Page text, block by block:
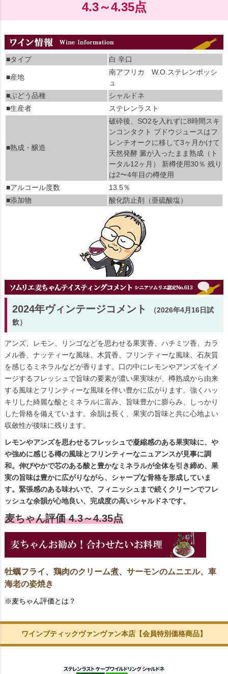
4.3～4.35点
■タイプ 白 辛口
■産地
南アフリカ W.O.ステレンボッシ
ュ
■ぶどう品種
シャルドネ
■生産者
ステレンラスト
■熟成・醸造
破砕後、SO2を入れずに8時間スキ
ンコンタクト ブドウジュースはフ
レンチオークに移して3ヶ月かけて
天然発酵 澱が入ったまま熟成（ト
ータル12ヶ月） 新樽使用30％ 残り
は2〜4年目の樽使用
■アルコール度数
13.5％
■添加物
酸化防止剤（亜硫酸塩）
2024年ヴィンテージコメント
（2026年4月16日試
飲）
アンズ、レモン、リンゴなどを思わせる果実香、ハチミツ香、カラ
メル香、ナッティーな風味、木質香、フリンティーな風味、石灰質
を感じるミネラルなどが香ります。口の中にレモンやアンズをイメ
ージするフレッシュで旨味の要素が濃い果実味が、樽熟成から由来
する風味とフリンティーな風味を伴い豊かに広がります。強くハッ
キリした綺麗な酸とミネラルに富み、旨味豊かに膨らみ、しっかり
した骨格を備えています。余韻は長く、果実の旨味と共に心地よい
収斂性が後味に残ります。
レモンやアンズを思わせるフレッシュで凝縮感のある果実味に、や
や強めに感じる樽の風味とフリンティーなニュアンスが見事に調
和。伸びやかで芯のある酸と豊かなミネラルが全体を引き締め、果
実の旨味は豊かに広がりながら、シャープな骨格を形成していま
す。緊張感のある味わいで、フィニッシュまで続くクリーンでフレ
ッシュな余韻が心地良い、完成度の高いシャルドネです。
麦ちゃん評価 4.3～4.35点
牡蠣フライ、鶏肉のクリーム煮、サーモンのムニエル、車
海老の姿焼き
※麦ちゃん評価とは？
ワインブティックヴァンヴァン本店【会員特別価格商品】